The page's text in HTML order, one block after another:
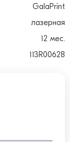
GalaPrint
лазерная
12 мес.
113R00628